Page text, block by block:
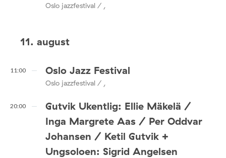
Oslo jazzfestival / ,
11. august
11:00 Oslo Jazz Festival
Oslo jazzfestival / ,
20:00
Gutvik Ukentlig: Ellie Mäkelä /
Inga Margrete Aas / Per Oddvar
Johansen / Ketil Gutvik +
Ungsoloen: Sigrid Angelsen